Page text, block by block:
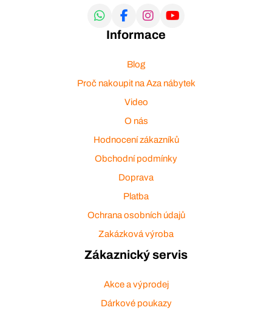
Informace
Blog
Proč nakoupit na Aza nábytek
Video
O nás
Hodnocení zákazníků
Obchodní podmínky
Doprava
Platba
Ochrana osobních údajů
Zakázková výroba
Zákaznický servis
Akce a výprodej
Dárkové poukazy